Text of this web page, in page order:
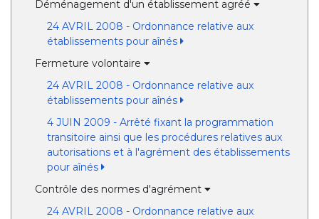
Déménagement d'un établissement agréé
24 AVRIL 2008 - Ordonnance relative aux
établissements pour aînés
Fermeture volontaire
24 AVRIL 2008 - Ordonnance relative aux
établissements pour aînés
4 JUIN 2009 - Arrêté fixant la programmation
transitoire ainsi que les procédures relatives aux
autorisations et à l'agrément des établissements
pour aînés
Contrôle des normes d'agrément
24 AVRIL 2008 - Ordonnance relative aux